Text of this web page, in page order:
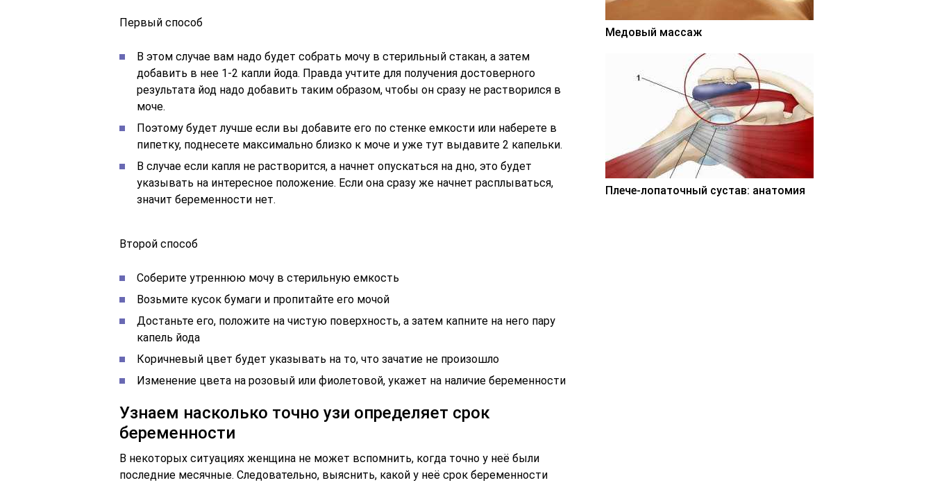
Первый способ
В этом случае вам надо будет собрать мочу в стерильный стакан, а затем
добавить в нее 1-2 капли йода. Правда учтите для получения достоверного
результата йод надо добавить таким образом, чтобы он сразу не растворился в
моче.
Поэтому будет лучше если вы добавите его по стенке емкости или наберете в
пипетку, поднесете максимально близко к моче и уже тут выдавите 2 капельки.
В случае если капля не растворится, а начнет опускаться на дно, это будет
указывать на интересное положение. Если она сразу же начнет расплываться,
значит беременности нет.
Второй способ
Соберите утреннюю мочу в стерильную емкость
Возьмите кусок бумаги и пропитайте его мочой
Достаньте его, положите на чистую поверхность, а затем капните на него пару
капель йода
Коричневый цвет будет указывать на то, что зачатие не произошло
Изменение цвета на розовый или фиолетовой, укажет на наличие беременности
Узнаем насколько точно узи определяет срок
беременности
В некоторых ситуациях женщина не может вспомнить, когда точно у неё были
последние месячные. Следовательно, выяснить, какой у неё срок беременности
Медовый массаж
Плече-лопаточный сустав: анатомия